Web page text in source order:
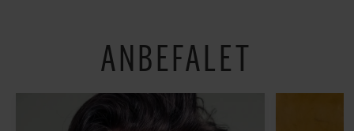
ANBEFALET